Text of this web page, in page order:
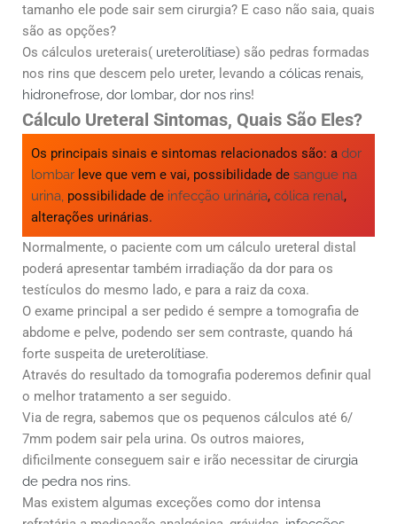
tamanho ele pode sair sem cirurgia? E caso não saia, quais
são as opções?
Os cálculos ureterais( ureterolítiase) são pedras formadas
nos rins que descem pelo ureter, levando a cólicas renais,
hidronefrose, dor lombar, dor nos rins!
Cálculo Ureteral Sintomas, Quais São Eles?
Os principais sinais e sintomas relacionados são: a dor
lombar leve que vem e vai, possibilidade de sangue na
urina, possibilidade de infecção urinária, cólica renal,
alterações urinárias.
Normalmente, o paciente com um cálculo ureteral distal
poderá apresentar também irradiação da dor para os
testículos do mesmo lado, e para a raiz da coxa.
O exame principal a ser pedido é sempre a tomografia de
abdome e pelve, podendo ser sem contraste, quando há
forte suspeita de ureterolítiase.
Através do resultado da tomografia poderemos definir qual
o melhor tratamento a ser seguido.
Via de regra, sabemos que os pequenos cálculos até 6/
7mm podem sair pela urina. Os outros maiores,
dificilmente conseguem sair e irão necessitar de cirurgia
de pedra nos rins.
Mas existem algumas exceções como dor intensa